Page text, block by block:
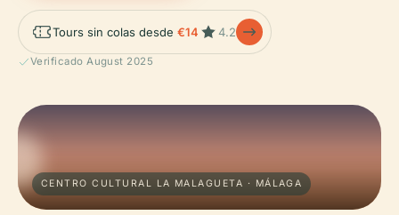
Tours sin colas desde €14 4.2
Verificado August 2025
CENTRO CULTURAL LA MALAGUETA · MÁLAGA